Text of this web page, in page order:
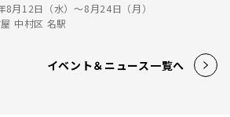
8月12日（水）〜8月24日（月）
中村区 名駅
イベント＆ニュース一覧へ